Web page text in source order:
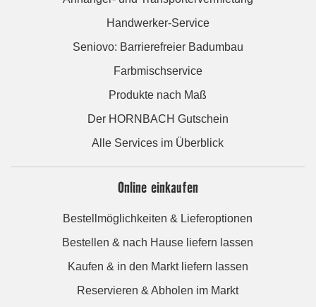
Handwerker-Service
Seniovo: Barrierefreier Badumbau
Farbmischservice
Produkte nach Maß
Der HORNBACH Gutschein
Alle Services im Überblick
Online einkaufen
Bestellmöglichkeiten & Lieferoptionen
Bestellen & nach Hause liefern lassen
Kaufen & in den Markt liefern lassen
Reservieren & Abholen im Markt